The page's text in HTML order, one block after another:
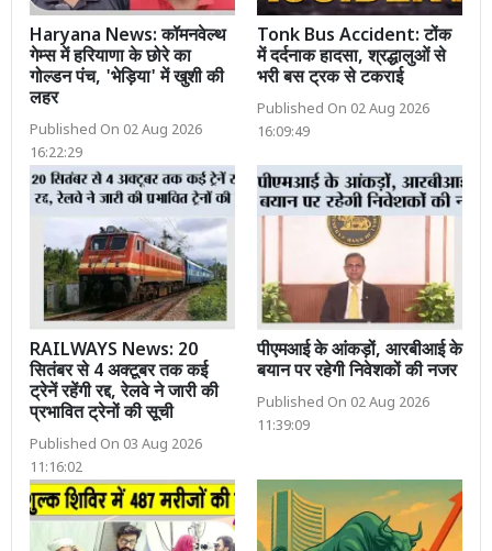
Haryana News: कॉमनवेल्थ
गेम्स में हरियाणा के छोरे का
गोल्डन पंच, 'भेड़िया' में खुशी की
लहर
Published On 02 Aug 2026
16:22:29
Tonk Bus Accident: टोंक
में दर्दनाक हादसा, श्रद्धालुओं से
भरी बस ट्रक से टकराई
Published On 02 Aug 2026
16:09:49
RAILWAYS News: 20
सितंबर से 4 अक्टूबर तक कई
ट्रेनें रहेंगी रद्द, रेलवे ने जारी की
प्रभावित ट्रेनों की सूची
Published On 03 Aug 2026
11:16:02
पीएमआई के आंकड़ों, आरबीआई के
बयान पर रहेगी निवेशकों की नजर
Published On 02 Aug 2026
11:39:09